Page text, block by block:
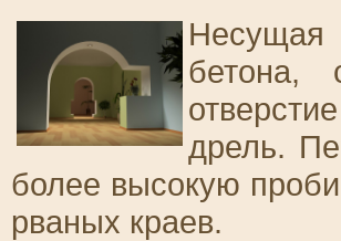
Несущая
бетона,
дрель.
более высокую
рваных краев.